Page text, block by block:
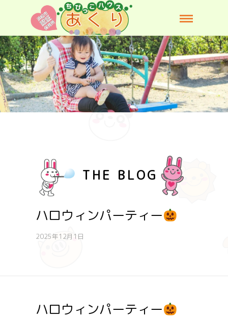
THE BLOG
ハロウィンパーティー
2025年12月1日
ハロウィンパーティー